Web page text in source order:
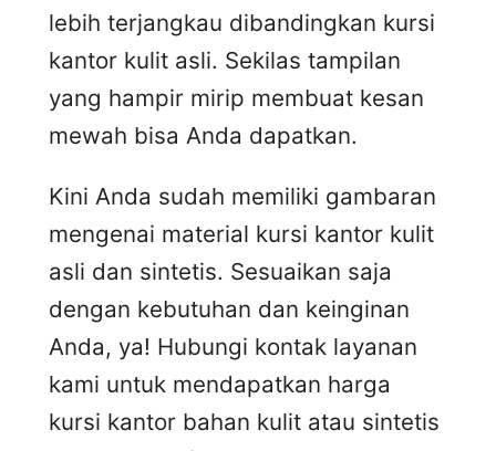
lebih terjangkau dibandingkan kursi
kantor kulit asli. Sekilas tampilan
yang hampir mirip membuat kesan
mewah bisa Anda dapatkan.
Kini Anda sudah memiliki gambaran
mengenai material kursi kantor kulit
asli dan sintetis. Sesuaikan saja
dengan kebutuhan dan keinginan
Anda, ya! Hubungi kontak layanan
kami untuk mendapatkan harga
kursi kantor bahan kulit atau sintetis